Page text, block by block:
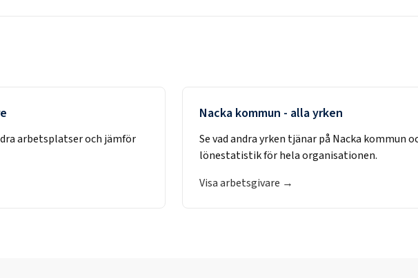
arbetsplatser och jämför
Nacka kommun - alla yrken
Se vad andra yrken tjänar på Nacka kommun
lönestatistik för hela organisationen.
Visa arbetsgivare →